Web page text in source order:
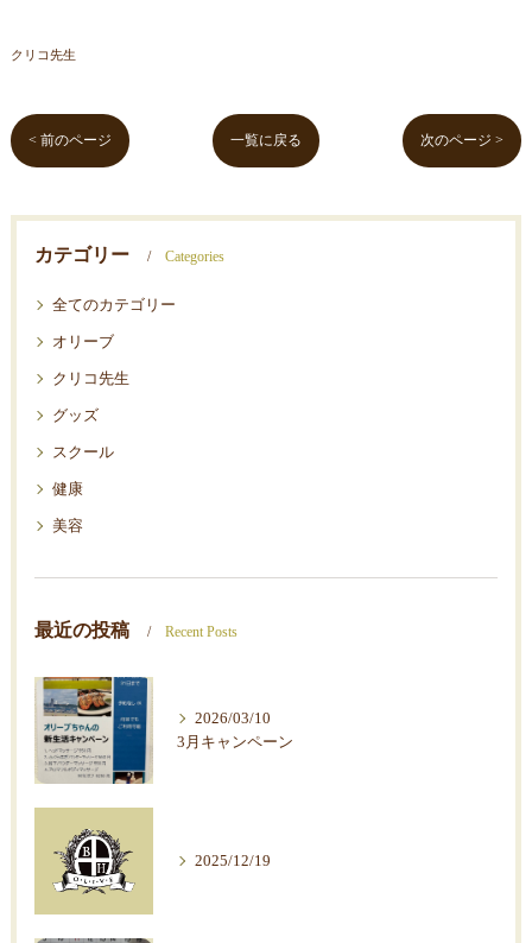
クリコ先生
< 前のページ 一覧に戻る 次のページ >
カテゴリー Categories
全てのカテゴリー
オリーブ
クリコ先生
グッズ
スクール
健康
美容
最近の投稿 Recent Posts
2026/03/10
3月キャンペーン
2025/12/19